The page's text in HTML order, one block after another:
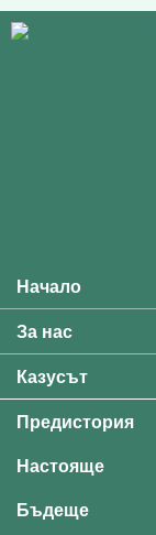
Main menu
Начало
За нас
Казусът
Предистория
Настояще
Бъдеще